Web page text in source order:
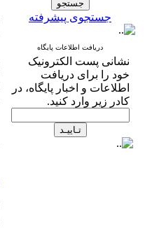
جستجوی پیشرفته
دریافت اطلاعات پایگاه
نشانی پست الکترونیک
خود را برای دریافت
اطلاعات و اخبار پایگاه، در
کادر زیر وارد کنید.